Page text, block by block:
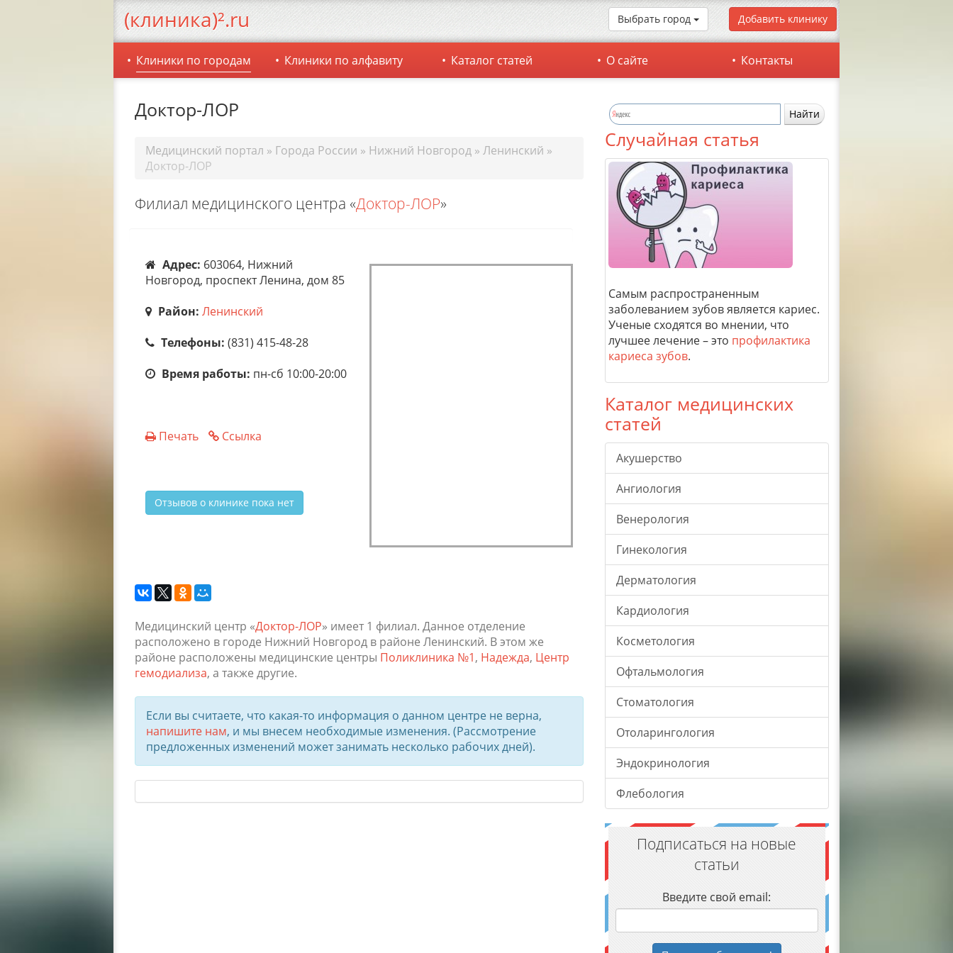
Доктор-ЛОР
Медицинский портал » Города России » Нижний Новгород » Ленинский »
Доктор-ЛОР
Филиал медицинского центра «Доктор-ЛОР»
Адрес: 603064, Нижний
Новгород, проспект Ленина, дом 85
Район: Ленинский
Телефоны: (831) 415-48-28
Время работы: пн-сб 10:00-20:00
Печать Ссылка
Отзывов о клинике пока нет
Медицинский центр «Доктор-ЛОР» имеет 1 филиал. Данное отделение
расположено в городе Нижний Новгород в районе Ленинский. В этом же
районе расположены медицинские центры Поликлиника №1, Надежда, Центр
гемодиализа, а также другие.
Если вы считаете, что какая-то информация о данном центре не верна,
напишите нам, и мы внесем необходимые изменения. (Рассмотрение
предложенных изменений может занимать несколько рабочих дней).
Случайная статья
Самым распространенным
заболеванием зубов является кариес.
Ученые сходятся во мнении, что
лучшее лечение – это профилактика
кариеса зубов.
Каталог медицинских
статей
Акушерство
Ангиология
Венерология
Гинекология
Дерматология
Кардиология
Косметология
Офтальмология
Стоматология
Отоларингология
Эндокринология
Флебология
Подписаться на новые
статьи
Введите свой email:
(клиника)².ru Выбрать город Добавить клинику
Клиники по городам Клиники по алфавиту Каталог статей О сайте Контакты